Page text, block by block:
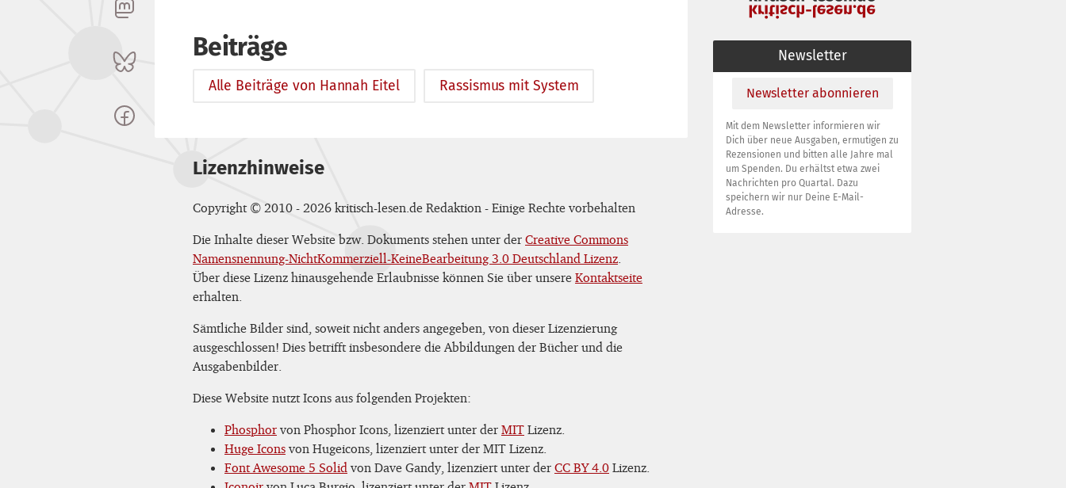
Beiträge
Alle Beiträge von Hannah Eitel Rassismus mit System
Lizenzhinweise
Copyright © 2010 - 2026 kritisch-lesen.de Redaktion - Einige Rechte vorbehalten
Die Inhalte dieser Website bzw. Dokuments stehen unter der Creative Commons
Namensnennung-NichtKommerziell-KeineBearbeitung 3.0 Deutschland Lizenz.
Über diese Lizenz hinausgehende Erlaubnisse können Sie über unsere Kontaktseite
erhalten.
Sämtliche Bilder sind, soweit nicht anders angegeben, von dieser Lizenzierung
ausgeschlossen! Dies betrifft insbesondere die Abbildungen der Bücher und die
Ausgabenbilder.
Diese Website nutzt Icons aus folgenden Projekten:
Phosphor von Phosphor Icons, lizenziert unter der MIT Lizenz.
Huge Icons von Hugeicons, lizenziert unter der MIT Lizenz.
Font Awesome 5 Solid von Dave Gandy, lizenziert unter der CC BY 4.0 Lizenz.
Newsletter
Newsletter abonnieren
Mit dem Newsletter informieren wir
Dich über neue Ausgaben, ermutigen zu
Rezensionen und bitten alle Jahre mal
um Spenden. Du erhältst etwa zwei
Nachrichten pro Quartal. Dazu
speichern wir nur Deine E-Mail-
Adresse.